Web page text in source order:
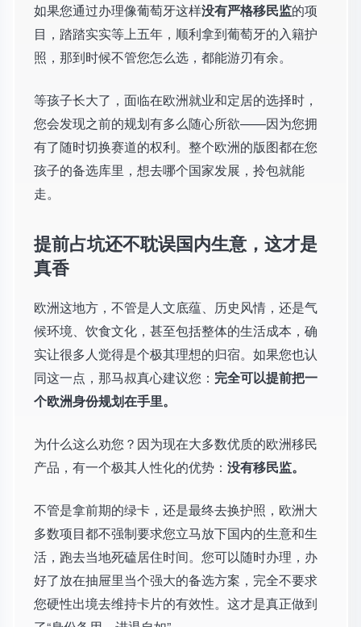
如果您通过办理像葡萄牙这样没有严格移民监的项
目，踏踏实实等上五年，顺利拿到葡萄牙的入籍护
照，那到时候不管您怎么选，都能游刃有余。
等孩子长大了，面临在欧洲就业和定居的选择时，
您会发现之前的规划有多么随心所欲——因为您拥
有了随时切换赛道的权利。整个欧洲的版图都在您
孩子的备选库里，想去哪个国家发展，拎包就能
走。
提前占坑还不耽误国内生意，这才是
真香
欧洲这地方，不管是人文底蕴、历史风情，还是气
候环境、饮食文化，甚至包括整体的生活成本，确
实让很多人觉得是个极其理想的归宿。如果您也认
同这一点，那马叔真心建议您： 完全可以提前把一
个欧洲身份规划在手里。
为什么这么劝您？因为现在大多数优质的欧洲移民
产品，有一个极其人性化的优势： 没有移民监。
不管是拿前期的绿卡，还是最终去换护照，欧洲大
多数项目都不强制要求您立马放下国内的生意和生
活，跑去当地死磕居住时间。您可以随时办理，办
好了放在抽屉里当个强大的备选方案，完全不要求
您硬性出境去维持卡片的有效性。这才是真正做到